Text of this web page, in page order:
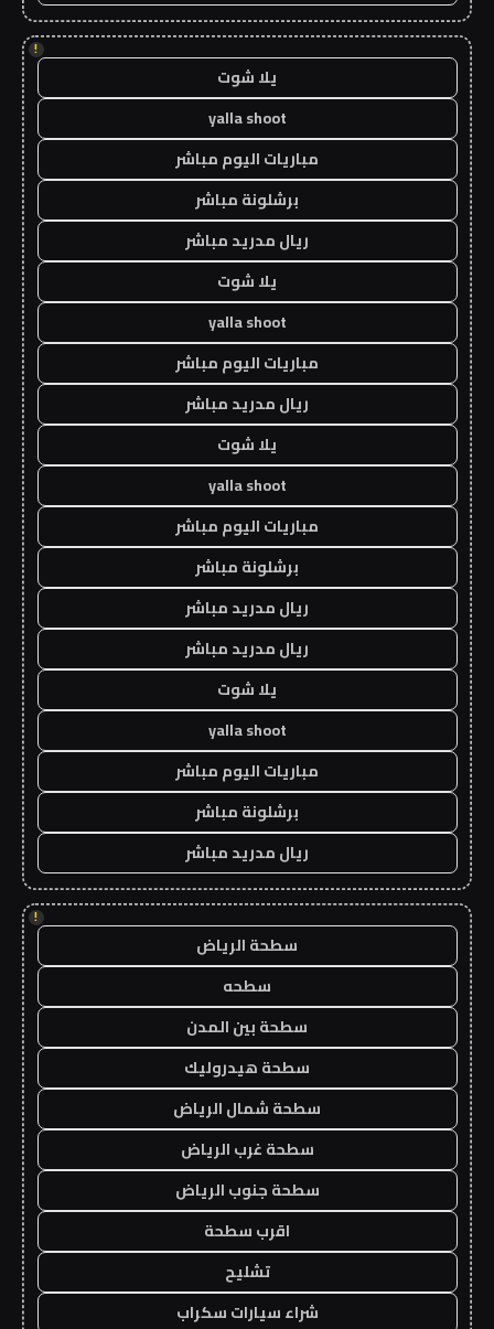
!
يلا شوت
yalla shoot
مباريات اليوم مباشر
برشلونة مباشر
ريال مدريد مباشر
يلا شوت
yalla shoot
مباريات اليوم مباشر
ريال مدريد مباشر
يلا شوت
yalla shoot
مباريات اليوم مباشر
برشلونة مباشر
ريال مدريد مباشر
ريال مدريد مباشر
يلا شوت
yalla shoot
مباريات اليوم مباشر
برشلونة مباشر
ريال مدريد مباشر
!
سطحة الرياض
سطحه
سطحة بين المدن
سطحة هيدروليك
سطحة شمال الرياض
سطحة غرب الرياض
سطحة جنوب الرياض
اقرب سطحة
تشليح
شراء سيارات سكراب